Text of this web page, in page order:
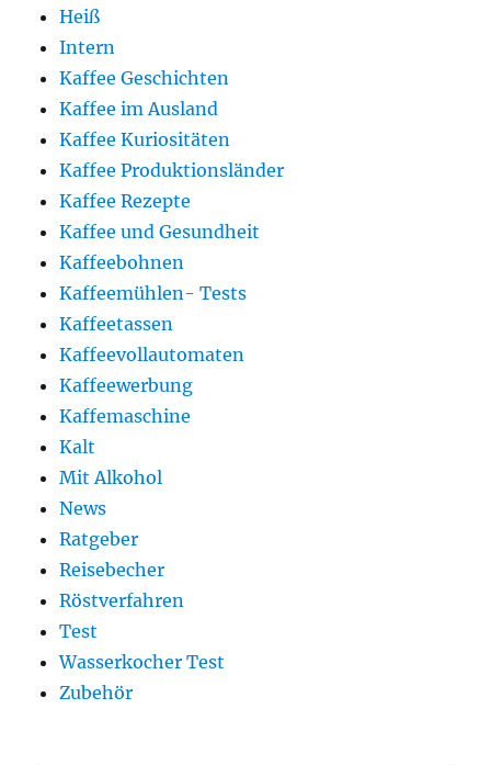
Heiß
Intern
Kaffee Geschichten
Kaffee im Ausland
Kaffee Kuriositäten
Kaffee Produktionsländer
Kaffee Rezepte
Kaffee und Gesundheit
Kaffeebohnen
Kaffeemühlen- Tests
Kaffeetassen
Kaffeevollautomaten
Kaffeewerbung
Kaffemaschine
Kalt
Mit Alkohol
News
Ratgeber
Reisebecher
Röstverfahren
Test
Wasserkocher Test
Zubehör